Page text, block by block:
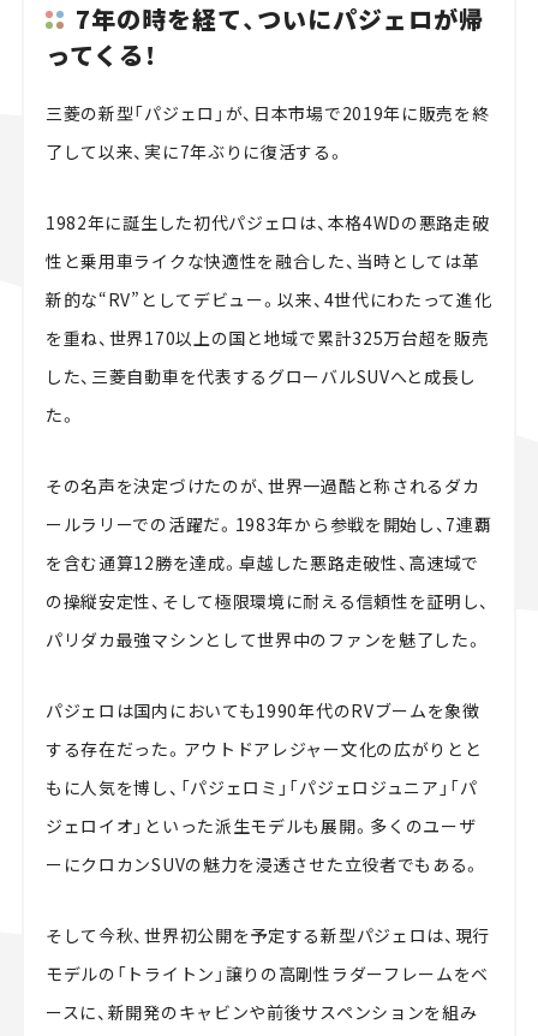
7年の時を経て、ついにパジェロが帰
ってくる！
三菱の新型「パジェロ」が、日本市場で2019年に販売を終
了して以来、実に7年ぶりに復活する。
1982年に誕生した初代パジェロは、本格4WDの悪路走破
性と乗用車ライクな快適性を融合した、当時としては革
新的な“RV”としてデビュー。以来、4世代にわたって進化
を重ね、世界170以上の国と地域で累計325万台超を販売
した、三菱自動車を代表するグローバルSUVへと成長し
た。
その名声を決定づけたのが、世界一過酷と称されるダカ
ールラリーでの活躍だ。1983年から参戦を開始し、7連覇
を含む通算12勝を達成。卓越した悪路走破性、高速域で
の操縦安定性、そして極限環境に耐える信頼性を証明し、
パリダカ最強マシンとして世界中のファンを魅了した。
パジェロは国内においても1990年代のRVブームを象徴
する存在だった。アウトドアレジャー文化の広がりとと
もに人気を博し、「パジェロミ」「パジェロジュニア」「パ
ジェロイオ」といった派生モデルも展開。多くのユーザ
ーにクロカンSUVの魅力を浸透させた立役者でもある。
そして今秋、世界初公開を予定する新型パジェロは、現行
モデルの「トライトン」譲りの高剛性ラダーフレームをベ
ースに、新開発のキャビンや前後サスペンションを組み